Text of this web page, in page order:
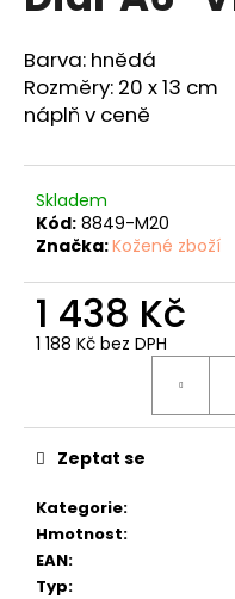
z
5
hvězdiček.
Barva: hnědá
Rozměry: 20 x 13 cm
náplň v ceně
Skladem
Kód: 8849-M20
Značka:Kožené zboží
1 438 Kč
1 188 Kč bez DPH
Kategorie:
Hmotnost:
EAN:
Typ:
Zeptat se
j
í
t
?
p
o
u
č
u